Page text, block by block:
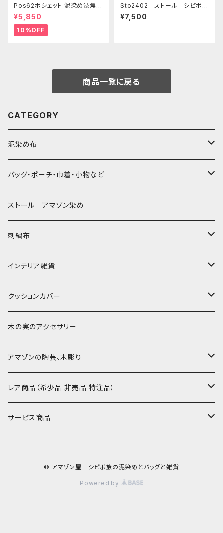
Pos62ポシェット 泥染め渋焦茶
ファスナーポーチ 20x18cm
渋い泥染めアレンジ 男性用小
物入れ 暇の付け替え可能
¥5,850
10%OFF
Sto2402 ストール シピボ模
様クリーム と白 先住民族の工
藝 草木染め シピボ族
¥7,500
商品一覧に戻る
CATEGORY
泥染め布
大判布150-特大250cm ベッドカバー
〜155cm
〜180cm
中型布 30-90cm
80-90-
-70-
小型布 コースター・カフェマット・ポットマット
小型マット（正方形）
小型マット（長方形）
細長布 ロング テーブルランナー
バッグ・ポーチ・巾着・小物など
バッグ
草木染めと泥染め
帆布の泥染め
ポシェット・ポーチ・巾着
ポシェット・ショルダー
ポーチ・丸ポーチ・クラッチバッグ
パッチワーク
その他
ブックカバー
ストール アマゾン染め
刺繍布
大判刺繍腰巻
大判泥染め刺繍
小型・中型刺繍雑貨
インテリア雑貨
額装・木枠・パネル
テーブルコーディネート
コースター
カフェマット
ティッシュケースカバー
クッションカバー
小さめ 35cmより
40〜43cm
45cmx45cm
大きめ 50cmx50cm
木の実のアクセサリー
アマゾンの陶芸、木彫り
素焼きの器、動物たち
木彫りのアルマジロ、動物たち
レア商品（希少品 非売品 特注品）
泥染め布途中図
サービス商品
© アマゾン屋 シピボ族の泥染めとバッグと雑貨
Powered by